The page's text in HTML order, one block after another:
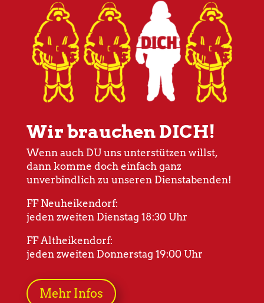
Wir brauchen DICH!
Wenn auch DU uns unterstützen willst,
dann komme doch einfach ganz
unverbindlich zu unseren Dienstabenden!
FF Neuheikendorf:
jeden zweiten Dienstag 18:30 Uhr
FF Altheikendorf:
jeden zweiten Donnerstag 19:00 Uhr
Mehr Infos